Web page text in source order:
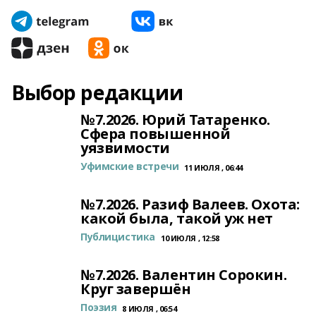
Выбор редакции
№7.2026. Юрий Татаренко.
Сфера повышенной
уязвимости
Уфимские встречи 11 ИЮЛЯ , 06:44
№7.2026. Разиф Валеев. Охота:
какой была, такой уж нет
Публицистика 10 ИЮЛЯ , 12:58
№7.2026. Валентин Сорокин.
Круг завершён
Поэзия 8 ИЮЛЯ , 06:54